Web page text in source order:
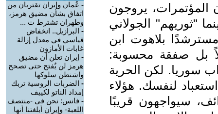
يروجون
"ثوريهم" الجولاني
مسترشدًا بلاهوت ابن
بل صفقة محسوبة:
سوريا. لكن الحرية
لنفسك. هؤلاء
سيواجهون قريبًا
- عُمان وإيران تقتربان من
اتفاق بشأن مضيق هرمز،
وطهران تشترط ت ...
- البرازيل.. انخفاض
قياسي في معدل إزالة
غابات الأمازون
- إيران تعلن أن مضيق
هرمز لن يٌفتح حتى تصحح
واشنطن سلوكها
- الضربات الروسية تربك
إمداد الناتو لكييف
- فانس: نحن في -منتصف
اللعبة- وإيران أبلغتنا أنها